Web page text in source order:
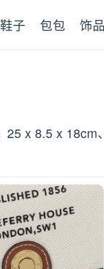
鞋子 包包 饰品
25 x 8.5 x 18cm